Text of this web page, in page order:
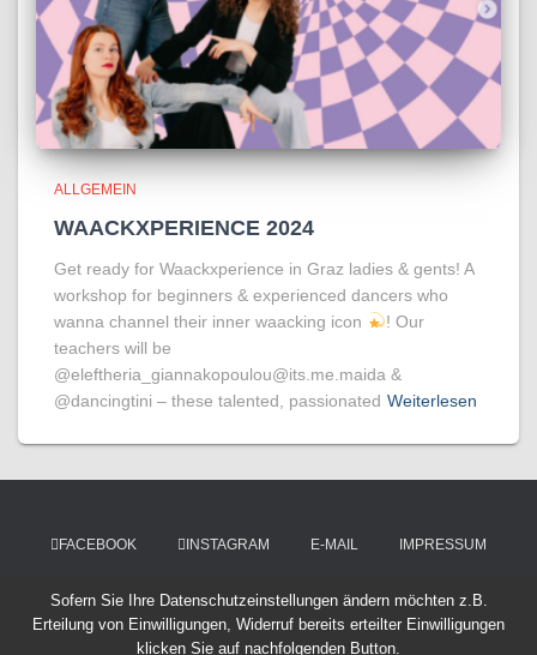
ALLGEMEIN
WAACKXPERIENCE 2024
Get ready for Waackxperience in Graz ladies & gents! A
workshop for beginners & experienced dancers who
wanna channel their inner waacking icon
! Our
teachers will be
@eleftheria_giannakopoulou@its.me.maida &
@dancingtini – these talented, passionated Weiterlesen
FACEBOOK INSTAGRAM E-MAIL IMPRESSUM
DATENSCHUTZVEREINBARUNGEN
Sofern Sie Ihre Datenschutzeinstellungen ändern möchten z.B.
Erteilung von Einwilligungen, Widerruf bereits erteilter Einwilligungen
klicken Sie auf nachfolgenden Button.